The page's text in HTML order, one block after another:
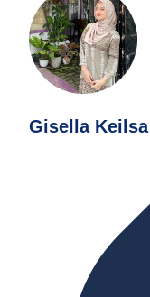
Gisella Keilsa